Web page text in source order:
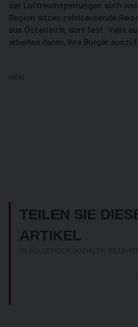
der Luftraumsperrungen auch
Region sitzen zehntausende
aus Österreich, dort fest. Viele
arbeiten daran, ihre Bürger
(APA)
TEILEN SIE
ARTIKEL